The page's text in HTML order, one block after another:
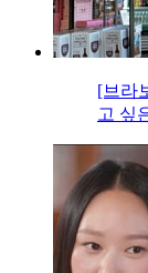
[브라
고 싶